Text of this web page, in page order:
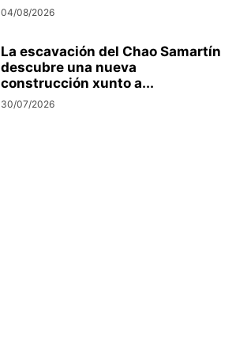
04/08/2026
La escavación del Chao Samartín
descubre una nueva
construcción xunto a...
30/07/2026